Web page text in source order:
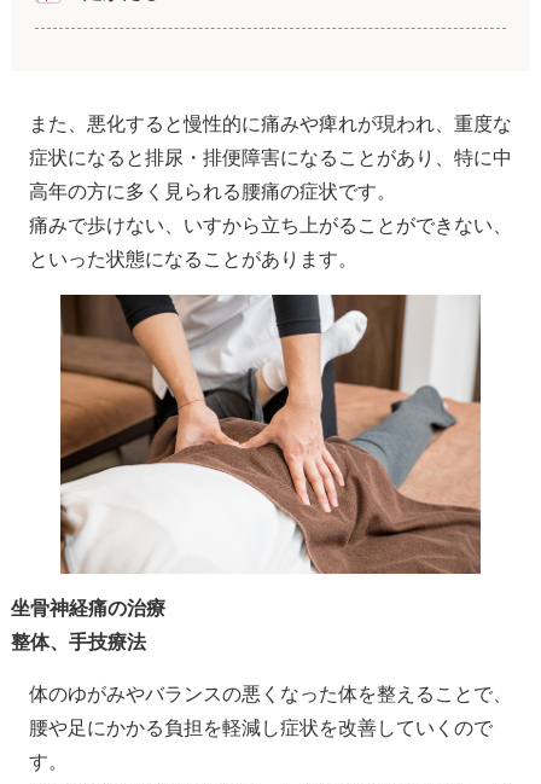
また、悪化すると慢性的に痛みや痺れが現われ、重度な
症状になると排尿・排便障害になることがあり、特に中
高年の方に多く見られる腰痛の症状です。
痛みで歩けない、いすから立ち上がることができない、
といった状態になることがあります。
坐骨神経痛の治療
整体、手技療法
体のゆがみやバランスの悪くなった体を整えることで、
腰や足にかかる負担を軽減し症状を改善していくので
す。